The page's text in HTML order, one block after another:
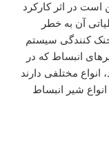
در اثر کارکرد
آن به خطر
کنندگی سیستم
انبساط که در
مختلفی دارند
شیر انبساط